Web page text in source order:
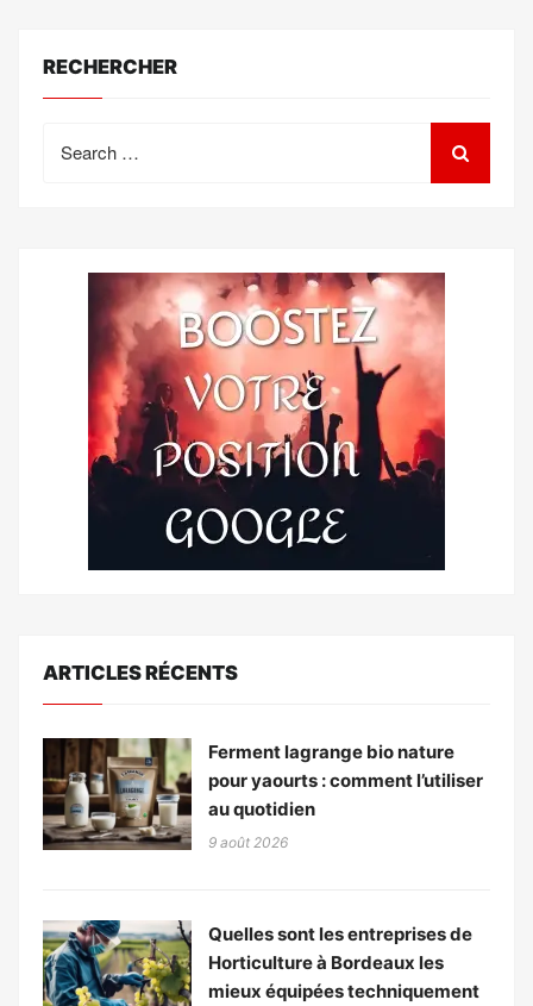
RECHERCHER
for:
ARTICLES RÉCENTS
Ferment lagrange bio nature
pour yaourts : comment l’utiliser
au quotidien
9 août 2026
Quelles sont les entreprises de
Horticulture à Bordeaux les
mieux équipées techniquement